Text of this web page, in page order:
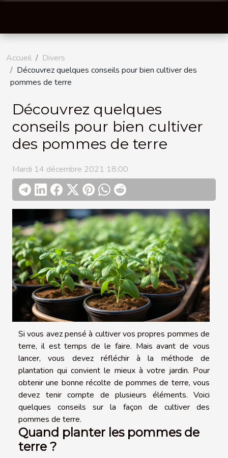
Accueil
Divers
Découvrez quelques conseils pour bien cultiver des
pommes de terre
Découvrez quelques
conseils pour bien cultiver
des pommes de terre
Mardi 14 décembre 2021 18:00
Si vous avez pensé à cultiver vos propres pommes de
terre, il est temps de le faire. Mais avant de vous
lancer, vous devez réfléchir à la méthode de
plantation qui convient le mieux à votre jardin. Pour
obtenir une bonne récolte de pommes de terre, vous
devez tenir compte de plusieurs éléments. Voici
quelques conseils sur la façon de cultiver des
pommes de terre.
Quand planter les pommes de
terre ?